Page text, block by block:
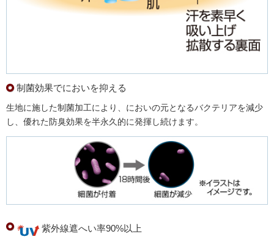
制菌効果でにおいを抑える
生地に施した制菌加工により、においの元となるバクテリアを減少
し、優れた防臭効果を半永久的に発揮し続けます。
紫外線遮へい率90%以上